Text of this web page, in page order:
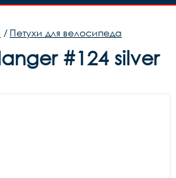
/ Петухи для велосипеда
#124 silver